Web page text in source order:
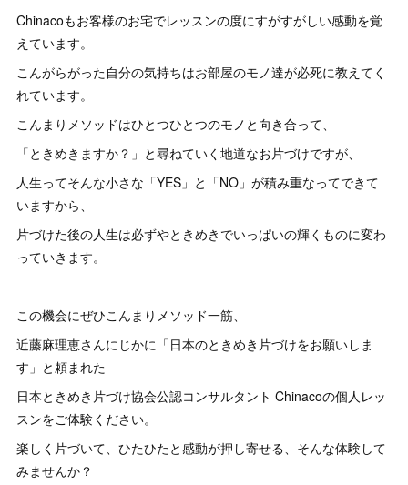
Chinacoもお客様のお宅でレッスンの度にすがすがしい感動を覚
えています。
こんがらがった自分の気持ちはお部屋のモノ達が必死に教えてく
れています。
こんまりメソッドはひとつひとつのモノと向き合って、
「ときめきますか？」と尋ねていく地道なお片づけですが、
人生ってそんな小さな「YES」と「NO」が積み重なってできて
いますから、
片づけた後の人生は必ずやときめきでいっぱいの輝くものに変わ
っていきます。
この機会にぜひこんまりメソッド一筋、
近藤麻理恵さんにじかに「日本のときめき片づけをお願いしま
す」と頼まれた
日本ときめき片づけ協会公認コンサルタント Chinacoの個人レッ
スンをご体験ください。
楽しく片づいて、ひたひたと感動が押し寄せる、そんな体験して
みませんか？